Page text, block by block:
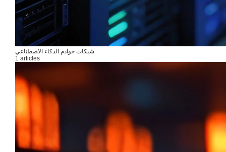
شبكات خوادم الذكاء الاصطناعي
1 articles